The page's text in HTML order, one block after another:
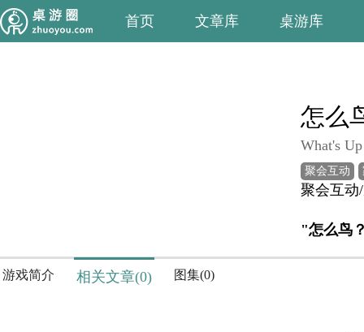
首页 文章库 桌游库
怎么
What's Up
聚会互动
聚会互动
"怎么鸟
游戏简介 相关文章(0) 图集(0)